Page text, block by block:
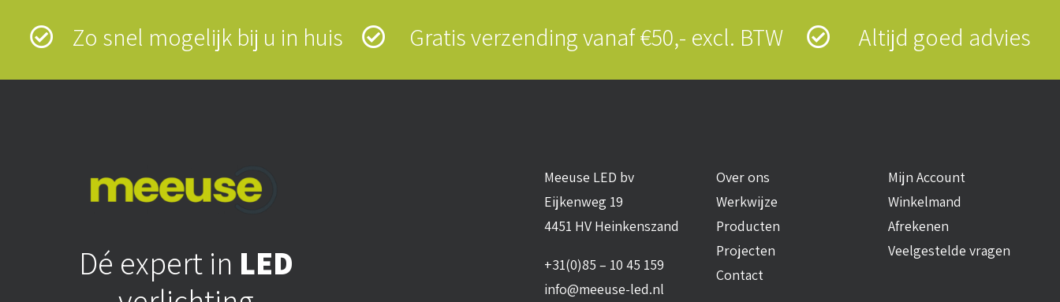
Zo snel mogelijk bij u in huis Gratis verzending vanaf €50,- excl. BTW Altijd goed advies
Dé expert in LED
Meeuse LED bv
Eijkenweg 19
4451 HV Heinkenszand
+31(0)85 – 10 45 159
info@meeuse-led.nl
Over ons
Werkwijze
Producten
Projecten
Contact
Mijn Account
Winkelmand
Afrekenen
Veelgestelde vragen